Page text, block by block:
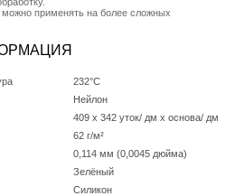
применять на более сложных
232°C
Нейлон
409 x 342 уток/ дм x основа/ дм
62 г/м²
0,114 мм (0,0045 дюйма)
Зелёный
Силикон